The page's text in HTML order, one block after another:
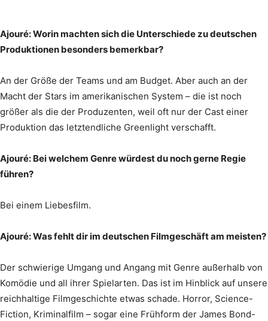
Ajouré: Worin machten sich die Unterschiede zu deutschen
Produktionen besonders bemerkbar?
An der Größe der Teams und am Budget. Aber auch an der
Macht der Stars im amerikanischen System – die ist noch
größer als die der Produzenten, weil oft nur der Cast einer
Produktion das letztendliche Greenlight verschafft.
Ajouré: Bei welchem Genre würdest du noch gerne Regie
führen?
Bei einem Liebesfilm.
Ajouré: Was fehlt dir im deutschen Filmgeschäft am meisten?
Der schwierige Umgang und Angang mit Genre außerhalb von
Komödie und all ihrer Spielarten. Das ist im Hinblick auf unsere
reichhaltige Filmgeschichte etwas schade. Horror, Science-
Fiction, Kriminalfilm – sogar eine Frühform der James Bond-